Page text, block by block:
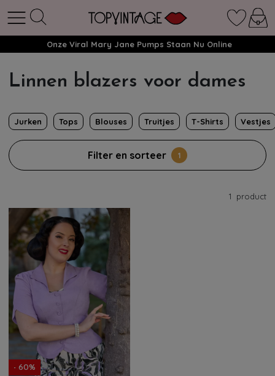
Onze Viral Mary Jane Pumps Staan Nu Online
Linnen blazers voor dames
Jurken Tops Blouses Truitjes T-Shirts Vestjes
Filter en sorteer 1
1 product
- 60%